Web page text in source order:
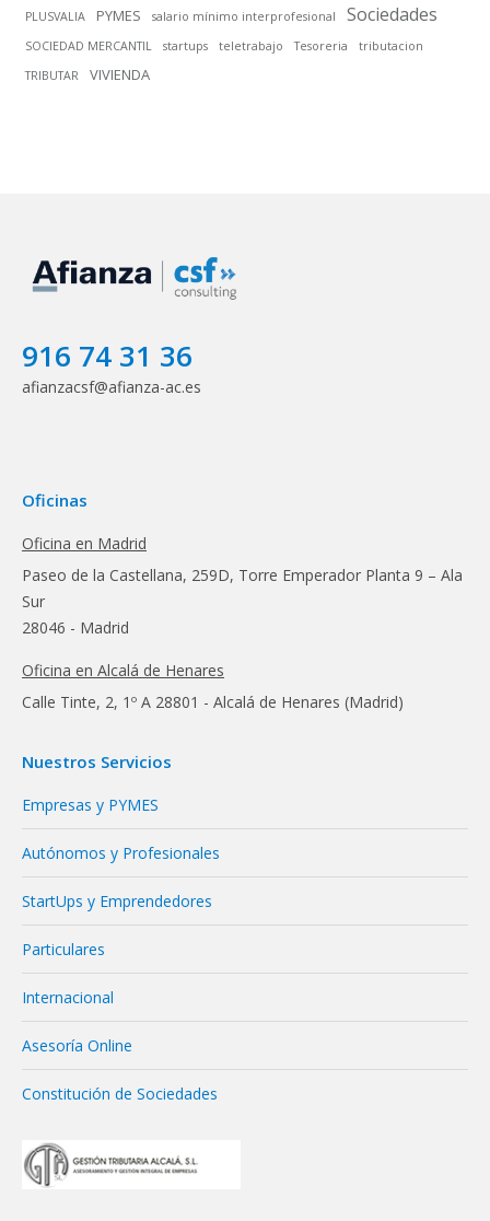
PLUSVALIA
PYMES salario mínimo interprofesional Sociedades
SOCIEDAD MERCANTIL startups teletrabajo Tesoreria
tributacion
TRIBUTAR
VIVIENDA
916 74 31 36
afianzacsf@afianza-ac.es
Oficinas
Oficina en Madrid
Paseo de la Castellana, 259D, Torre Emperador Planta 9 – Ala
Sur
28046 - Madrid
Oficina en Alcalá de Henares
Calle Tinte, 2, 1º A 28801 - Alcalá de Henares (Madrid)
Nuestros Servicios
Empresas y PYMES
Autónomos y Profesionales
StartUps y Emprendedores
Particulares
Internacional
Asesoría Online
Constitución de Sociedades